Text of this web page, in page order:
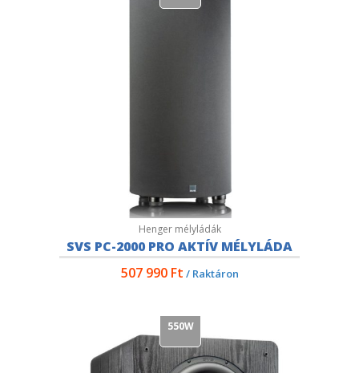
Henger mélyládák
SVS PC-2000 PRO AKTÍV MÉLYLÁDA
507 990 Ft / Raktáron
550W